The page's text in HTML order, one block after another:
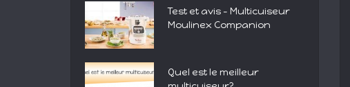
Test et avis – Multicuiseur
Moulinex Companion
Quel est le meilleur